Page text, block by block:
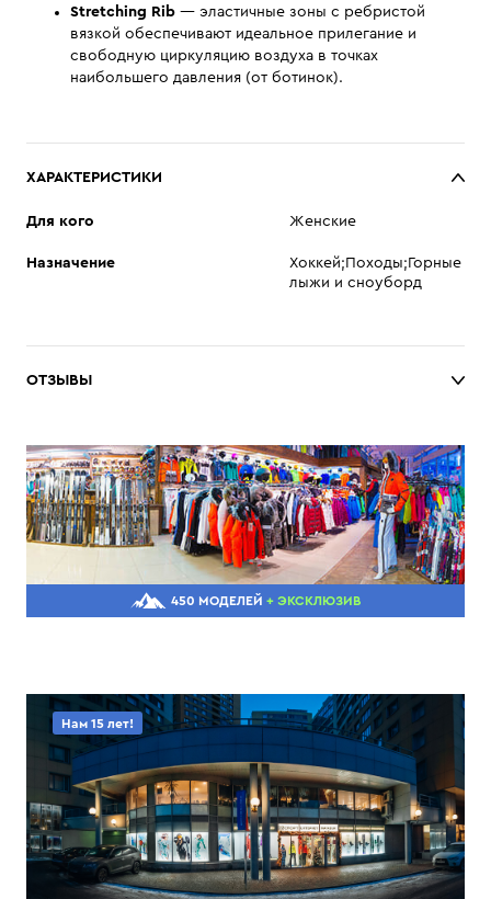
Stretching Rib — эластичные зоны с ребристой
вязкой обеспечивают идеальное прилегание и
свободную циркуляцию воздуха в точках
наибольшего давления (от ботинок).
ХАРАКТЕРИСТИКИ
Для кого Женские
Назначение
Хоккей;Походы;Горные
лыжи и сноуборд
ОТЗЫВЫ
450 МОДЕЛЕЙ + ЭКСКЛЮЗИВ
Нам 15 лет!